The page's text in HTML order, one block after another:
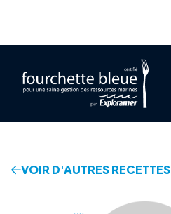
VOIR D'AUTRES RECETTES